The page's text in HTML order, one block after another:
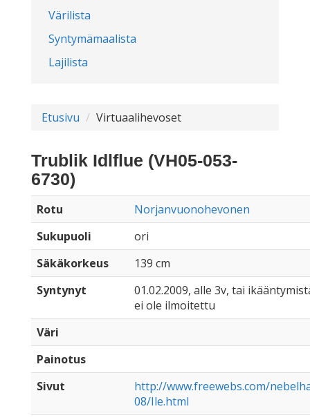
Värilista
Syntymämaalista
Lajilista
Etusivu Virtuaalihevoset
Trublik Idlflue (VH05-053-
6730)
Rotu
Norjanvuonohevonen
Sukupuoli
ori
Säkäkorkeus
139 cm
Syntynyt
01.02.2009, alle 3v, tai
ei ole ilmoitettu
Väri
Painotus
Sivut
http://www.freewebs.com/
08/Ile.html